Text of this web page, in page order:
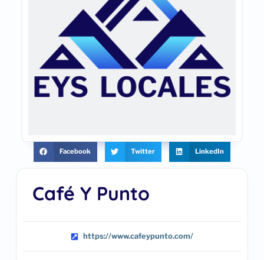
Café Y Punto
https://www.cafeypunto.com/
Facebook Twitter LinkedIn